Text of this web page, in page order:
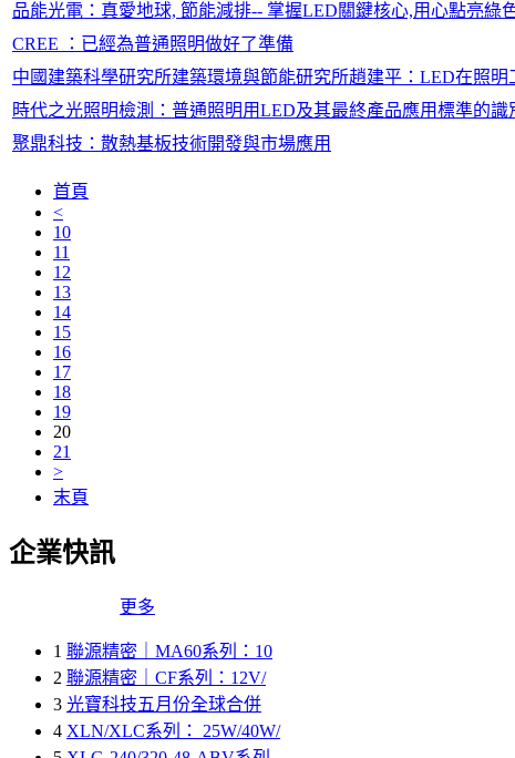
品能光電：真愛地球, 節能減排-- 掌握LED關鍵核心,用心點亮綠
CREE ：已經為普通照明做好了準備
中國建築科學研究所建築環境與節能研究所趙建平：LED在照明
時代之光照明檢測：普通照明用LED及其最終產品應用標準的識
聚鼎科技：散熱基板技術開發與市場應用
首頁
<
10
11
12
13
14
15
16
17
18
19
20
21
>
末頁
企業快訊
更多
1 聯源精密｜MA60系列：10
2 聯源精密｜CF系列：12V/
3 光寶科技五月份全球合併
4 XLN/XLC系列： 25W/40W/